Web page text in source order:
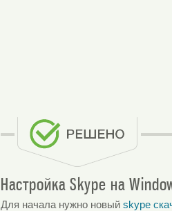
Настройка Skype на
Для начала нужно новый skype